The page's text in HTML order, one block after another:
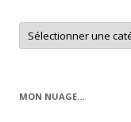
Retrouver
les
articles
MON NUAGE…